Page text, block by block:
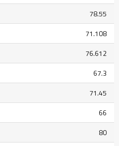
78.55
71.108
76.612
67.3
71.45
66
80